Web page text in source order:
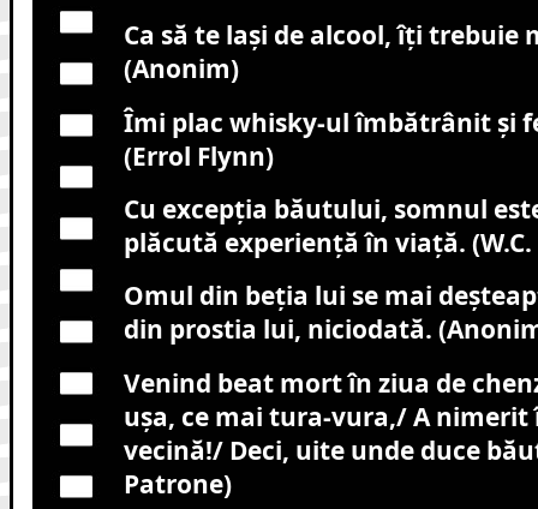
Ca să te laşi de alcool, îţi trebuie
(Anonim)
Îmi plac whisky-ul îmbătrânit şi
(Errol Flynn)
Cu excepţia băutului, somnul
plăcută experienţă în viaţă. (W.C.
Omul din beţia lui se mai
din prostia lui, niciodată.
Venind beat mort în ziua de
uşa, ce mai tura-vura,/ A nimerit
vecină!/ Deci, uite unde duce
Patrone)